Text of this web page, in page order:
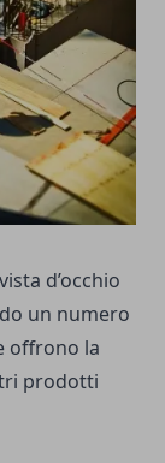
d’occhio
un numero
offrono la
prodotti